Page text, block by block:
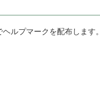
ルプマークを配布します。